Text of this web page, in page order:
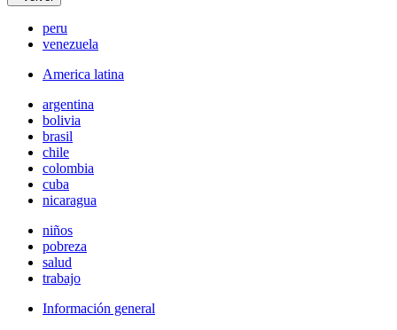
peru
venezuela
America latina
argentina
bolivia
brasil
chile
colombia
cuba
nicaragua
niños
pobreza
salud
trabajo
Información general